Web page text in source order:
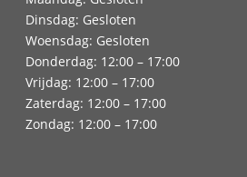
Dinsdag: Gesloten
Woensdag: Gesloten
Donderdag: 12:00 – 17:00
Vrijdag: 12:00 – 17:00
Zaterdag: 12:00 – 17:00
Zondag: 12:00 – 17:00